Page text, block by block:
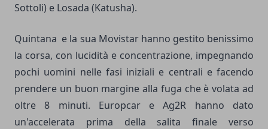
Sottoli) e Losada (Katusha).
Quintana e la sua Movistar hanno gestito benissimo
la corsa, con lucidità e concentrazione, impegnando
pochi uomini nelle fasi iniziali e centrali e facendo
prendere un buon margine alla fuga che è volata ad
oltre 8 minuti. Europcar e Ag2R hanno dato
un'accelerata prima della salita finale verso